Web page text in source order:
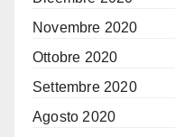
Novembre 2020
Ottobre 2020
Settembre 2020
Agosto 2020